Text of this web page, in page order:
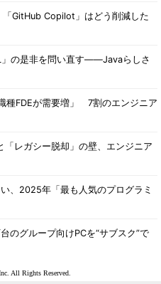
GitHub Copilot」はどう削減した
」の是非を問い直す――Javaらしさ
種FDEが需要増」 7割のエンジニア
レガシー脱却」の壁、エンジニア
、2025年「最も人気のプログラミ
のグループ向けPCを“サブスク”で
All Rights Reserved.